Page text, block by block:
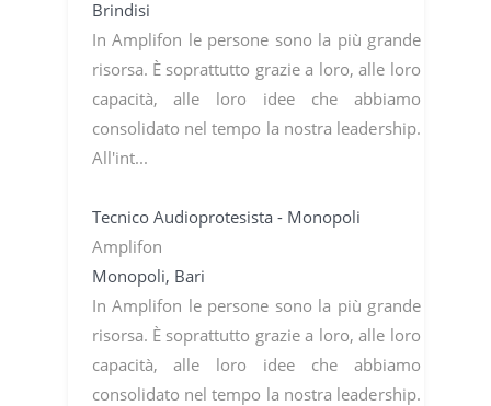
Brindisi
In Amplifon le persone sono la più grande
risorsa. È soprattutto grazie a loro, alle loro
capacità, alle loro idee che abbiamo
consolidato nel tempo la nostra leadership.
All'int...
Tecnico Audioprotesista - Monopoli
Amplifon
Monopoli, Bari
In Amplifon le persone sono la più grande
risorsa. È soprattutto grazie a loro, alle loro
capacità, alle loro idee che abbiamo
consolidato nel tempo la nostra leadership.